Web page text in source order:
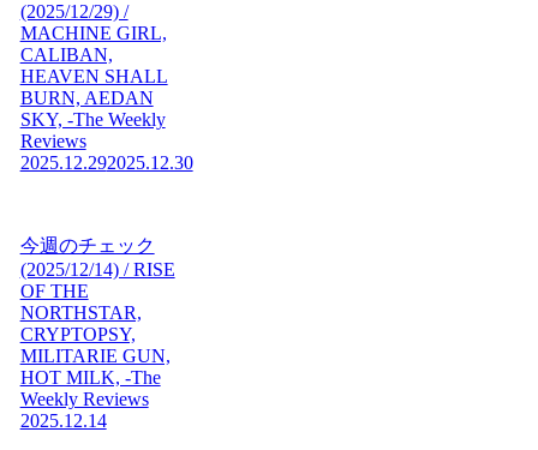
(2025/12/29) /
MACHINE GIRL,
CALIBAN,
HEAVEN SHALL
BURN, AEDAN
SKY, -The Weekly
Reviews
2025.12.292025.12.30
今週のチェック
(2025/12/14) / RISE
OF THE
NORTHSTAR,
CRYPTOPSY,
MILITARIE GUN,
HOT MILK, -The
Weekly Reviews
2025.12.14